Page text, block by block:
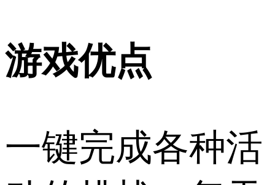
游戏优点
一键完成各种活